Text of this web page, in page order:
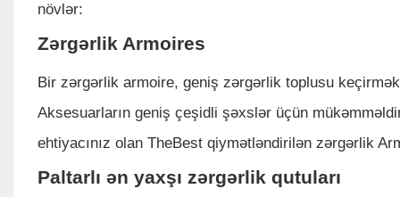
növlər:
Zərgərlik Armoires
Bir zərgərlik armoire, geniş zərgərlik toplusu
Aksesuarların geniş çeşidli şəxslər üçün
ehtiyacınız olan TheBest qiymətləndirilən zərgərlik
Paltarlı ən yaxşı zərgərlik qutuları